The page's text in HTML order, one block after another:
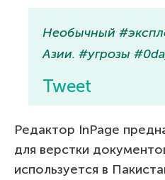
Необычный
Азии. #угрозы
Tweet
Редактор InPage
для верстки
используется в